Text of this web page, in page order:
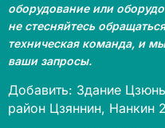
оборудование или
не стесняйтесь
техническая команда, и
ваши запросы.
Добавить: Здание
район Цзяннин, Нанкин